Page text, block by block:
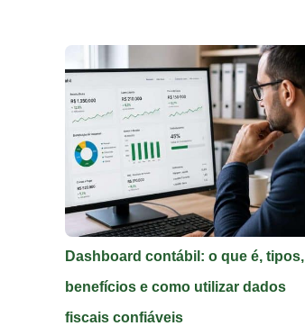
Dashboard contábil: o que é, tipos,
benefícios e como utilizar dados
fiscais confiáveis